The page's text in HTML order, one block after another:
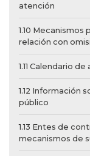
atención
1.10
relación con
1.11 Calendario
1.12 Información
público
1.13 Entes de
mecanismos de